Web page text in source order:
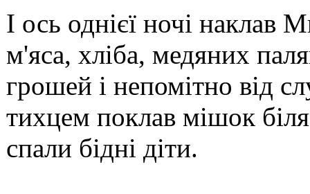
І ось однієї ночі наклав
м'яса, хліба, медяних
грошей і непомітно від
тихцем поклав мішок
спали бідні діти.